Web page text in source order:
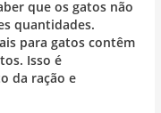
que os gatos não
quantidades.
para gatos contêm
Isso é
da ração e